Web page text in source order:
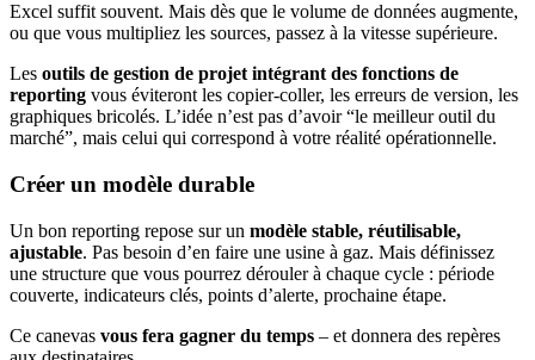
Excel suffit souvent. Mais dès que le volume de données augmente,
ou que vous multipliez les sources, passez à la vitesse supérieure.
Les outils de gestion de projet intégrant des fonctions de
reporting vous éviteront les copier-coller, les erreurs de version, les
graphiques bricolés. L’idée n’est pas d’avoir “le meilleur outil du
marché”, mais celui qui correspond à votre réalité opérationnelle.
Créer un modèle durable
Un bon reporting repose sur un modèle stable, réutilisable,
ajustable. Pas besoin d’en faire une usine à gaz. Mais définissez
une structure que vous pourrez dérouler à chaque cycle : période
couverte, indicateurs clés, points d’alerte, prochaine étape.
Ce canevas vous fera gagner du temps – et donnera des repères